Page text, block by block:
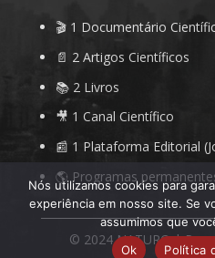
🎬 1 Documentário
📄 2 Artigos Científicos
📚 2 Livros
🎥 1 Canal Científico
📰 1 Plataforma Editorial
🌎 Programas
© 2024NATURO|
Nós utilizamos cookies para
experiência em nosso site. Se
assumimos que
Ok
Política